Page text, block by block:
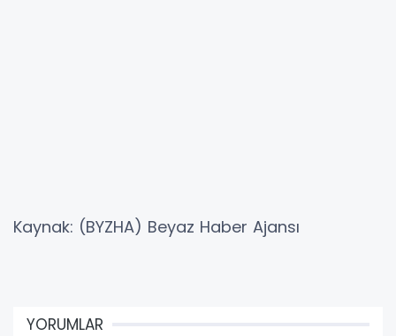
Kaynak: (BYZHA) Beyaz Haber Ajansı
YORUMLAR